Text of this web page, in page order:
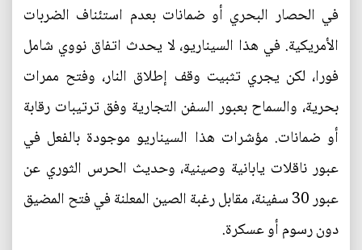
في الحصار البحري أو ضمانات بعدم استئناف الضربات
الأمريكية. في هذا السيناريو، لا يحدث اتفاق نووي شامل
فورا، لكن يجري تثبيت وقف إطلاق النار، وفتح ممرات
بحرية، والسماح بعبور السفن التجارية وفق ترتيبات رقابة
أو ضمانات. مؤشرات هذا السيناريو موجودة بالفعل في
عبور ناقلات يابانية وصينية، وحديث الحرس الثوري عن
عبور 30 سفينة، مقابل رغبة الصين المعلنة في فتح المضيق
دون رسوم أو عسكرة.